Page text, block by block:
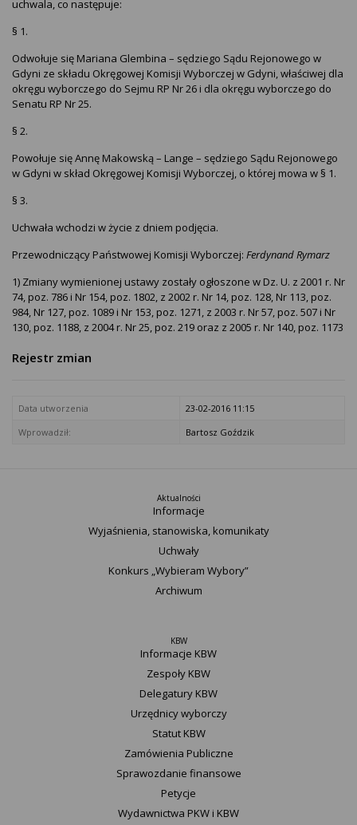
uchwala, co następuje:
§ 1.
Odwołuje się Mariana Glembina – sędziego Sądu Rejonowego w
Gdyni ze składu Okręgowej Komisji Wyborczej w Gdyni, właściwej dla
okręgu wyborczego do Sejmu RP Nr 26 i dla okręgu wyborczego do
Senatu RP Nr 25.
§ 2.
Powołuje się Annę Makowską – Lange – sędziego Sądu Rejonowego
w Gdyni w skład Okręgowej Komisji Wyborczej, o której mowa w § 1.
§ 3.
Uchwała wchodzi w życie z dniem podjęcia.
Przewodniczący Państwowej Komisji Wyborczej: Ferdynand Rymarz
1) Zmiany wymienionej ustawy zostały ogłoszone w Dz. U. z 2001 r. Nr
74, poz. 786 i Nr 154, poz. 1802, z 2002 r. Nr 14, poz. 128, Nr 113, poz.
984, Nr 127, poz. 1089 i Nr 153, poz. 1271, z 2003 r. Nr 57, poz. 507 i Nr
130, poz. 1188, z 2004 r. Nr 25, poz. 219 oraz z 2005 r. Nr 140, poz. 1173
Rejestr zmian
Data utworzenia
23-02-2016 11:15
Wprowadził:
Bartosz Goździk
Aktualności
Informacje
Wyjaśnienia, stanowiska, komunikaty
Uchwały
Konkurs „Wybieram Wybory”
Archiwum
KBW
Informacje KBW
Zespoły KBW
Delegatury ​KBW
Urzędnicy wyborczy
Statut K​BW
Zamówienia Publiczne
Sprawozdanie finansowe
Petycje
Wydawnictwa PKW i KBW